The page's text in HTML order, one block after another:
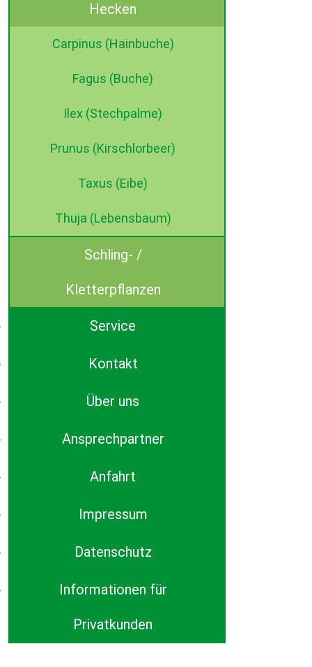
Hecken
Carpinus (Hainbuche)
Fagus (Buche)
Ilex (Stechpalme)
Prunus (Kirschlorbeer)
Taxus (Eibe)
Thuja (Lebensbaum)
Schling- /
Kletterpflanzen
Service
Kontakt
Über uns
Ansprechpartner
Anfahrt
Impressum
Datenschutz
Informationen für
Privatkunden